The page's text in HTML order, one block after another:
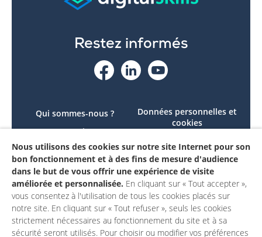
Restez informés
Qui sommes-nous ?
Le projet
Contactez-nous
Mon compte
Données personnelles et
cookies
conforme
Mentions légales
Nous utilisons des cookies sur notre site Internet pour son
bon fonctionnement et à des fins de mesure d'audience
dans le but de vous offrir une expérience de visite
améliorée et personnalisée. En cliquant sur « Tout accepter »,
vous consentez à l'utilisation de tous les cookies placés sur
notre site. En cliquant sur « Tout refuser », seuls les cookies
strictement nécessaires au fonctionnement du site et à sa
sécurité seront utilisés. Pour choisir ou modifier vos préférences